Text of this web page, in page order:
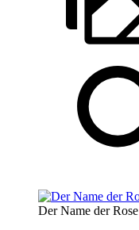
Der Name der Rose